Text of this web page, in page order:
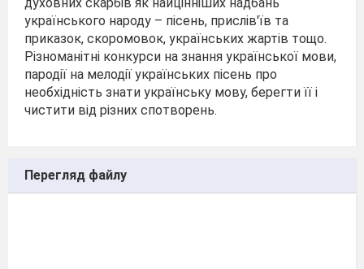
українського народу – пісень, прислів'їв та
приказок, скоромовок, українських жартів тощо.
Різноманітні конкурси на знання української мови,
пародії на мелодії українських пісень про
необхідність знати українську мову, берегти її і
чистити від різних спотворень.
Перегляд файлу